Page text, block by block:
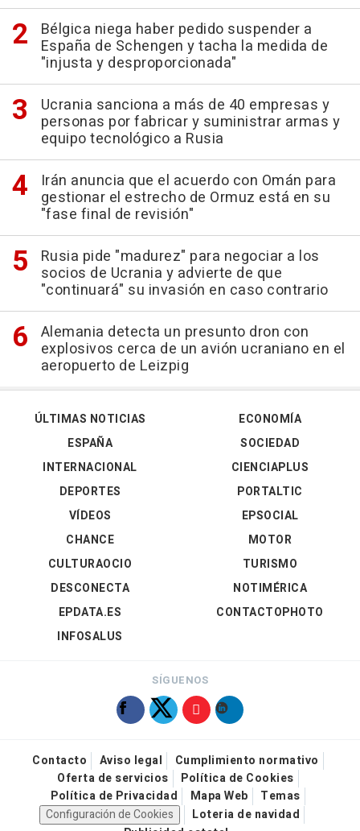
Bélgica niega haber pedido suspender a
España de Schengen y tacha la medida de
"injusta y desproporcionada"
Ucrania sanciona a más de 40 empresas y
personas por fabricar y suministrar armas y
equipo tecnológico a Rusia
Irán anuncia que el acuerdo con Omán para
gestionar el estrecho de Ormuz está en su
"fase final de revisión"
Rusia pide "madurez" para negociar a los
socios de Ucrania y advierte de que
"continuará" su invasión en caso contrario
Alemania detecta un presunto dron con
explosivos cerca de un avión ucraniano en el
aeropuerto de Leizpig
ÚLTIMAS NOTICIAS
ESPAÑA
INTERNACIONAL
DEPORTES
VÍDEOS
ECONOMÍA
SOCIEDAD
CIENCIAPLUS
PORTALTIC
EPSOCIAL
CHANCE
CULTURAOCIO
DESCONECTA
EPDATA.ES
INFOSALUS
MOTOR
TURISMO
NOTIMÉRICA
CONTACTOPHOTO
SÍGUENOS
Contacto Aviso legal
Cumplimiento normativo
Oferta de servicios
Política de Cookies
Política de Privacidad
Mapa Web
Temas
Configuración de Cookies
Loteria de navidad